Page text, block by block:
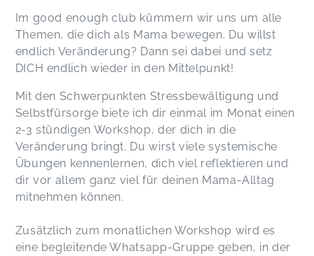
Im good enough club kümmern wir uns um alle
Themen, die dich als Mama bewegen. Du willst
endlich Veränderung? Dann sei dabei und setz
DICH endlich wieder in den Mittelpunkt!
Mit den Schwerpunkten Stressbewältigung und
Selbstfürsorge biete ich dir einmal im Monat einen
2-3 stündigen Workshop, der dich in die
Veränderung bringt. Du wirst viele systemische
Übungen kennenlernen, dich viel reflektieren und
dir vor allem ganz viel für deinen Mama-Alltag
mitnehmen können.
Zusätzlich zum monatlichen Workshop wird es
eine begleitende Whatsapp-Gruppe geben, in der